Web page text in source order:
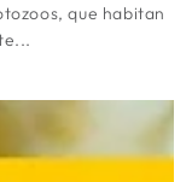
que habitan